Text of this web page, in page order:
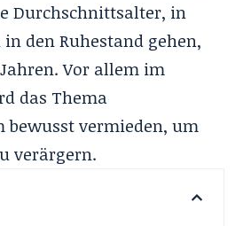
Durchschnittsalter, in
den Ruhestand gehen,
Vor allem im
das Thema
bewusst vermieden, um
verärgern.